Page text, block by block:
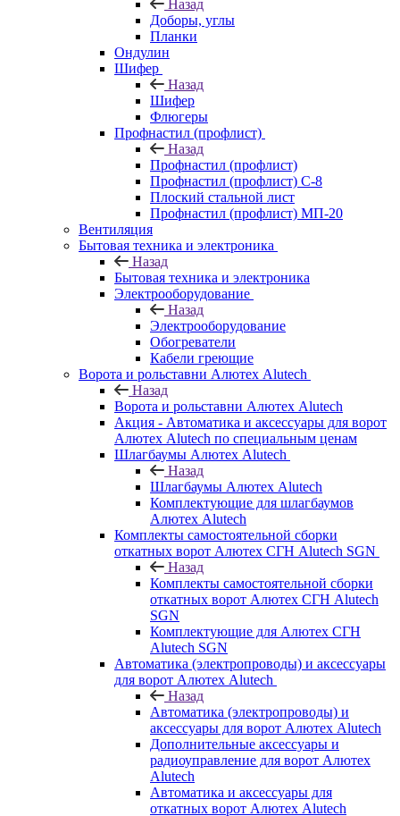
Назад
Доборы, углы
Планки
Ондулин
Шифер
Назад
Шифер
Флюгеры
Профнастил (профлист)
Назад
Профнастил (профлист)
Профнастил (профлист) С-8
Плоский стальной лист
Профнастил (профлист) МП-20
Вентиляция
Бытовая техника и электроника
Назад
Бытовая техника и электроника
Электрооборудование
Назад
Электрооборудование
Обогреватели
Кабели греющие
Ворота и рольставни Алютех Alutech
Назад
Ворота и рольставни Алютех Alutech
Акция - Автоматика и аксессуары для ворот
Алютех Alutech по специальным ценам
Шлагбаумы Алютех Alutech
Назад
Шлагбаумы Алютех Alutech
Комплектующие для шлагбаумов
Алютех Alutech
Комплекты самостоятельной сборки
откатных ворот Алютех СГН Alutech SGN
Назад
Комплекты самостоятельной сборки
откатных ворот Алютех СГН Alutech
SGN
Комплектующие для Алютех СГН
Alutech SGN
Автоматика (электропроводы) и аксессуары
для ворот Алютех Alutech
Назад
Автоматика (электропроводы) и
аксессуары для ворот Алютех Alutech
Дополнительные аксессуары и
радиоуправление для ворот Алютех
Alutech
Автоматика и аксессуары для
откатных ворот Алютех Alutech